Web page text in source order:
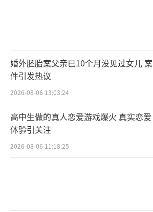
婚外胚胎案父亲已10个月没见过女儿 案
件引发热议
2026-08-06 13:03:24
高中生做的真人恋爱游戏爆火 真实恋爱
体验引关注
2026-08-06 11:18:25